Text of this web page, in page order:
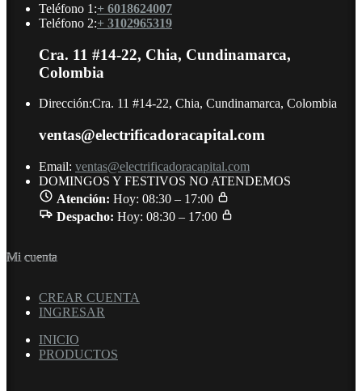
Teléfono 1:+ 6018624007
Teléfono 2:+ 3102965319
Cra. 11 #14-22, Chia, Cundinamarca,
Colombia
Dirección:Cra. 11 #14-22, Chia, Cundinamarca, Colombia
ventas@electrificadoracapital.com
Email: ventas@electrificadoracapital.com
DOMINGOS Y FESTIVOS NO ATENDEMOS
Atención: Hoy: 08:30 – 17:00
Despacho: Hoy: 08:30 – 17:00
Mi cuenta
CREAR CUENTA
INGRESAR
INICIO
PRODUCTOS